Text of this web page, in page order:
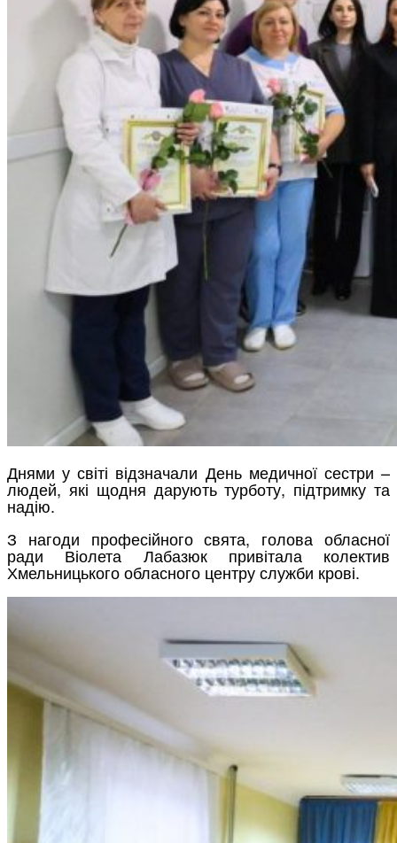
Днями у світі відзначали День медичної сестри –
людей, які щодня дарують турботу, підтримку та
надію.
З нагоди професійного свята, голова обласної
ради Віолета Лабазюк привітала колектив
Хмельницького обласного центру служби крові.